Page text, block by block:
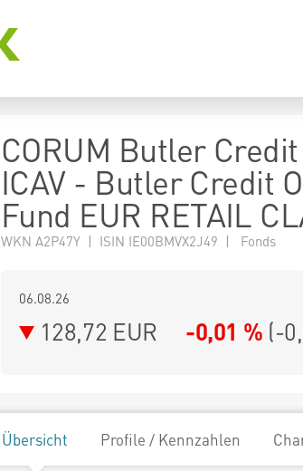
CORUM Butler
ICAV - Butler Credit
Fund EUR RETAIL
WKN A2P47Y | ISIN IE00BMVX2J49 | Fonds
06.08.26
128,72 EUR -0,01 % (-
Übersicht Profile / Kennzahlen